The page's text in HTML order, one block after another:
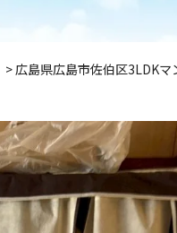
> 広島県広島市佐伯区3LDK